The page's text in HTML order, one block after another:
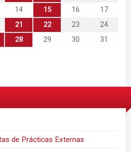
14 15 16
17
21 22 23
24
28 29 30 31
de Prácticas Externas